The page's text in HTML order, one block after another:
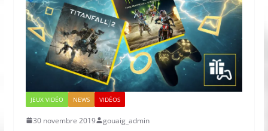
JEUX VIDÉO NEWS VIDÉOS
30 novembre 2019 gouaig_admin